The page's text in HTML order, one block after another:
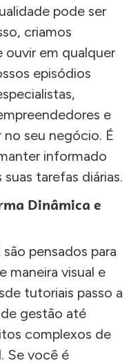
pode ser
criamos
ouvir em qualquer
episódios
e
no seu negócio. É
informado
tarefas diárias.
Dinâmica e
pensados para
maneira visual e
tutoriais passo a
gestão até
complexos de
Se você é